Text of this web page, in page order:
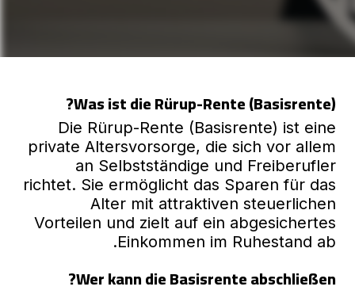
Was ist die Rürup-Rente (Basisrente)?
Die Rürup-Rente (Basisrente) ist eine
private Altersvorsorge, die sich vor allem
an Selbstständige und Freiberufler
richtet. Sie ermöglicht das Sparen für das
Alter mit attraktiven steuerlichen
Vorteilen und zielt auf ein abgesichertes
Einkommen im Ruhestand ab.
Wer kann die Basisrente abschließen?